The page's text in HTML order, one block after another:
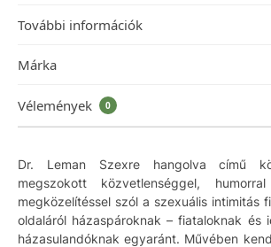
További információk
Márka
Vélemények 0
Dr. Leman Szexre hangolva című
megszokott közvetlenséggel,
megközelítéssel szól a szexuális intimitás
oldaláról házaspároknak – fiataloknak és
házasulandóknak egyaránt. Művében